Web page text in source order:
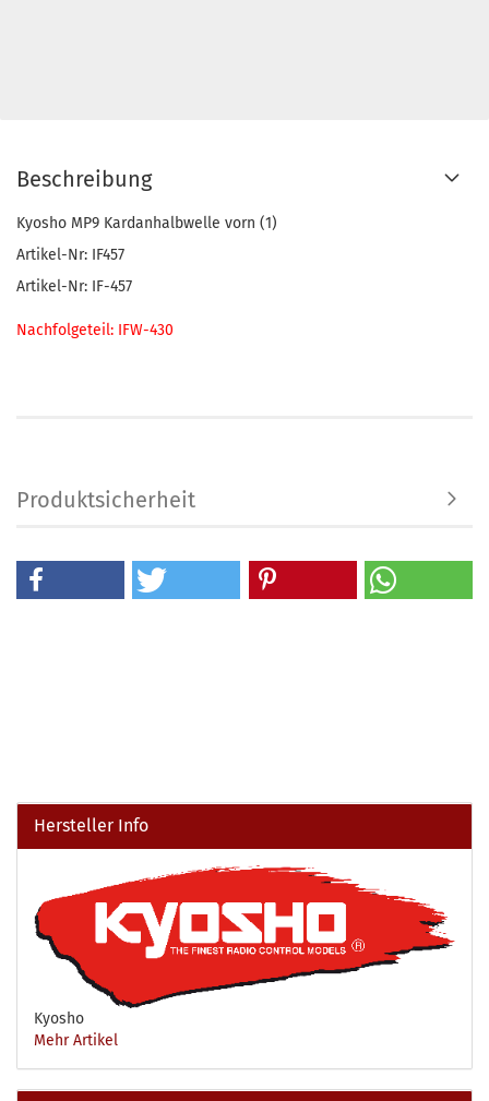
Beschreibung
Kyosho MP9 Kardanhalbwelle vorn (1)
Artikel-Nr: IF457
Artikel-Nr: IF-457
Nachfolgeteil: IFW-430
Produktsicherheit
Hersteller Info
Kyosho
Mehr Artikel